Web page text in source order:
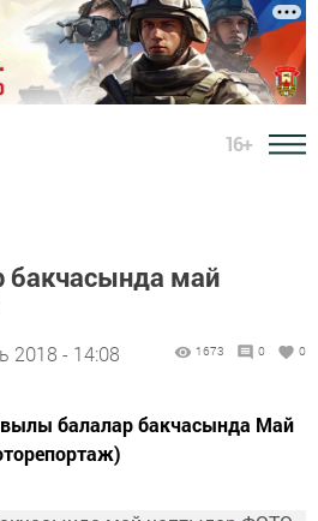
16+
бакчасында май
2018 - 14:08 1673 0 0
балалар бакчасында Май